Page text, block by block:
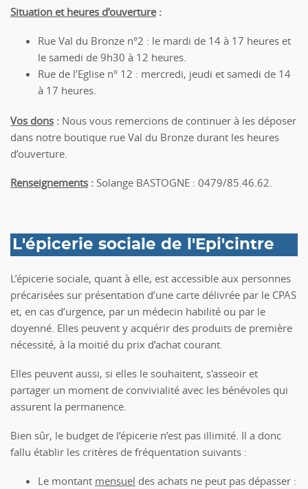
Situation et heures d’ouverture:
Rue Val du Bronze n°2 : le mardi de 14 à 17 heures et
le samedi de 9h30 à 12 heures.
Rue de l’Eglise n° 12 : mercredi, jeudi et samedi de 14
à 17 heures.
Vos dons : Nous vous remercions de continuer à les déposer
dans notre boutique rue Val du Bronze durant les heures
d’ouverture.
Renseignements : Solange BASTOGNE : 0479/85.46.62.
L'épicerie sociale de l'Epi'cintre
L’épicerie sociale, quant à elle, est accessible aux personnes
précarisées sur présentation d’une carte délivrée par le CPAS
et, en cas d’urgence, par un médecin habilité ou par le
doyenné. Elles peuvent y acquérir des produits de première
nécessité, à la moitié du prix d’achat courant.
Elles peuvent aussi, si elles le souhaitent, s'asseoir et
partager un moment de convivialité avec les bénévoles qui
assurent la permanence.
Bien sûr, le budget de l’épicerie n’est pas illimité. Il a donc
fallu établir les critères de fréquentation suivants :
Le montant mensuel des achats ne peut pas dépasser :